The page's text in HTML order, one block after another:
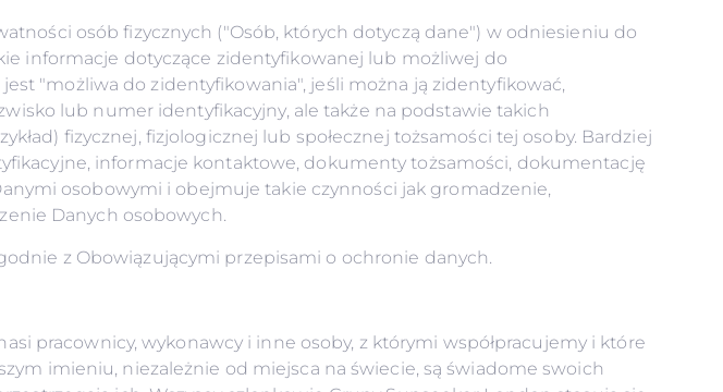
osób fizycznych ("Osób, których dotyczą dane") w odniesieniu do
informacje dotyczące zidentyfikowanej lub możliwej do
"możliwa do zidentyfikowania", jeśli można ją zidentyfikować,
lub numer identyfikacyjny, ale także na podstawie takich
fizycznej, fizjologicznej lub społecznej tożsamości tej osoby. Bardziej
informacje kontaktowe, dokumenty tożsamości, dokumentację
osobowymi i obejmuje takie czynności jak gromadzenie,
Danych osobowych.
z Obowiązującymi przepisami o ochronie danych.
pracownicy, wykonawcy i inne osoby, z którymi współpracujemy i które
imieniu, niezależnie od miejsca na świecie, są świadome swoich